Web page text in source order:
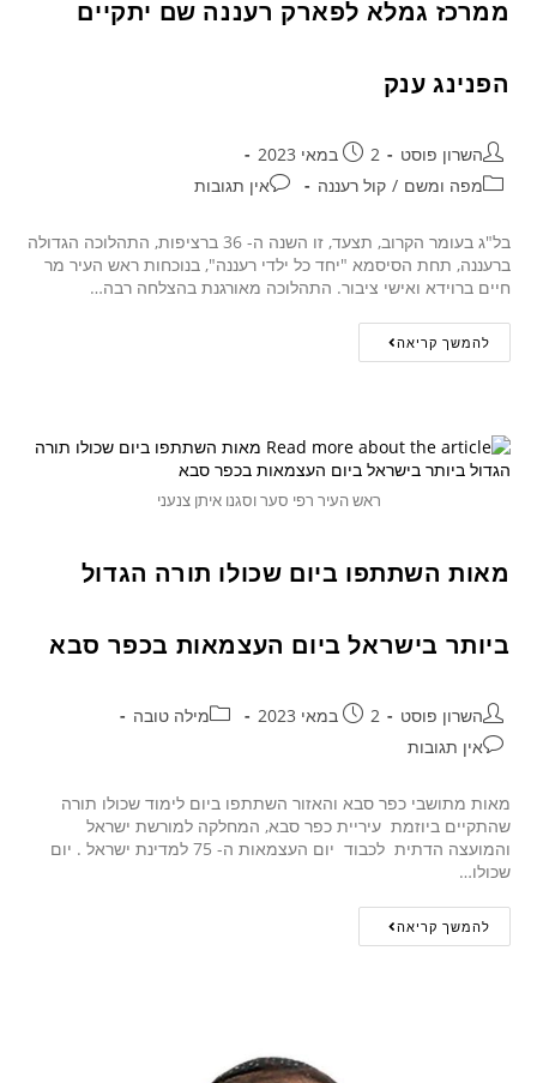
ממרכז גמלא לפארק רעננה שם יתקיים
הפנינג ענק
השרון פוסט
2 במאי 2023
מפה ומשם / קול רעננה אין תגובות
בל"ג בעומר הקרוב, תצעד, זו השנה ה- 36 ברציפות, התהלוכה הגדולה
ברעננה, תחת הסיסמא "יחד כל ילדי רעננה", בנוכחות ראש העיר מר
חיים ברוידא ואישי ציבור. התהלוכה מאורגנת בהצלחה רבה…
להמשך קריאה
ראש העיר רפי סער וסגנו איתן צנעני
מאות השתתפו ביום שכולו תורה הגדול
ביותר בישראל ביום העצמאות בכפר סבא
השרון פוסט 2 במאי 2023
מילה טובה
אין תגובות
מאות מתושבי כפר סבא והאזור השתתפו ביום לימוד שכולו תורה
שהתקיים ביוזמת עיריית כפר סבא, המחלקה למורשת ישראל
והמועצה הדתית לכבוד יום העצמאות ה- 75 למדינת ישראל . יום
שכולו…
להמשך קריאה